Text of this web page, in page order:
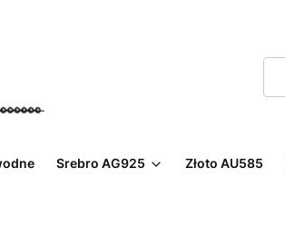
Srebro AG925 Złoto AU585